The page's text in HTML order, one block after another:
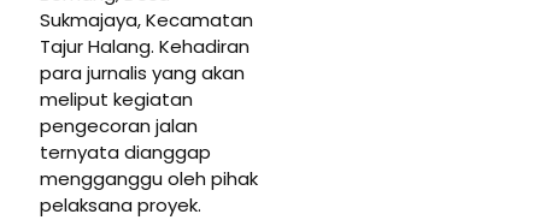
Sukmajaya, Kecamatan
Tajur Halang. Kehadiran
para jurnalis yang akan
meliput kegiatan
pengecoran jalan
ternyata dianggap
mengganggu oleh pihak
pelaksana proyek.